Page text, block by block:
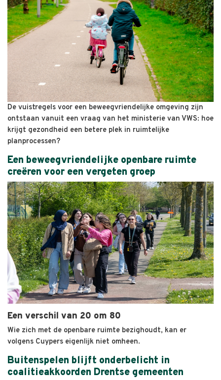
De vuistregels voor een beweegvriendelijke omgeving zijn
ontstaan vanuit een vraag van het ministerie van VWS: hoe
krijgt gezondheid een betere plek in ruimtelijke
planprocessen?
Een beweegvriendelijke openbare ruimte
creëren voor een vergeten groep
Een verschil van 20 om 80
Wie zich met de openbare ruimte bezighoudt, kan er
volgens Cuypers eigenlijk niet omheen.
Buitenspelen blijft onderbelicht in
coalitieakkoorden Drentse gemeenten